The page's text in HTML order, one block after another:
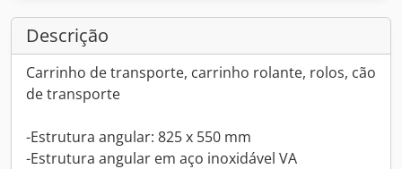
Descrição
Carrinho de transporte, carrinho rolante, rolos, cão
de transporte
-Estrutura angular: 825 x 550 mm
-Estrutura angular em aço inoxidável VA